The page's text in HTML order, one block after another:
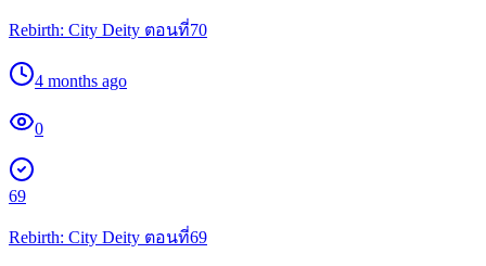
Rebirth: City Deity ตอนที่70
4 months ago
0
69
Rebirth: City Deity ตอนที่69